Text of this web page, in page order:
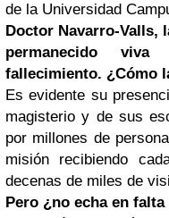
de la Universidad
Doctor Navarro-Valls,
permanecido
fallecimiento. ¿Cómo
Es evidente su
magisterio y de sus
por millones de
misión recibiendo
decenas de miles de
Pero ¿no echa en